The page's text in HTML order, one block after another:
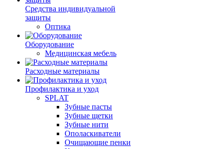
Средства индивидуальной
защиты
Оптика
Оборудование
Медицинская мебель
Расходные материалы
Профилактика и уход
SPLAT
Зубные пасты
Зубные щетки
Зубные нити
Ополаскиватели
Очищающие пенки